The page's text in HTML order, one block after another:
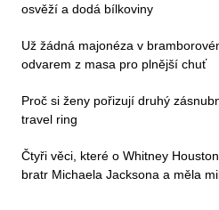
osvěží a dodá bílkoviny
Už žádná majonéza v
odvarem z masa pro plnější chuť
Proč si ženy pořizují druhý
travel ring
Čtyři věci, které o Whitney
bratr Michaela Jacksona a měla